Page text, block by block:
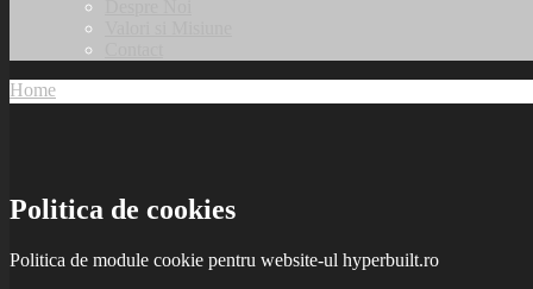
Home
Politica de cookies
Politica de module cookie pentru website-ul hyperbuilt.ro